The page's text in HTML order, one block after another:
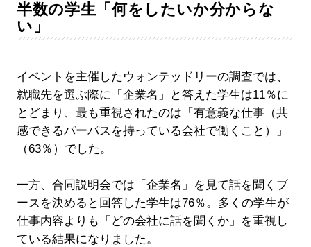
半数の学生「何をしたいか分からな
い」
イベントを主催したウォンテッドリーの調査では、
就職先を選ぶ際に「企業名」と答えた学生は11％に
とどまり、最も重視されたのは「有意義な仕事（共
感できるパーパスを持っている会社で働くこと）」
（63％）でした。
一方、合同説明会では「企業名」を見て話を聞くブ
ースを決めると回答した学生は76％。多くの学生が
仕事内容よりも「どの会社に話を聞くか」を重視し
ている結果になりました。